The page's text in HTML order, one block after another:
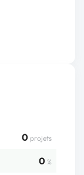
0 projets
0 %